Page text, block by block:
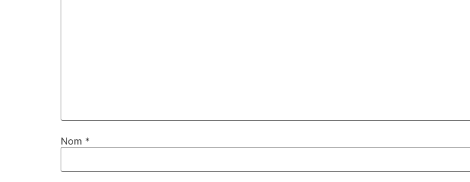
Nom *